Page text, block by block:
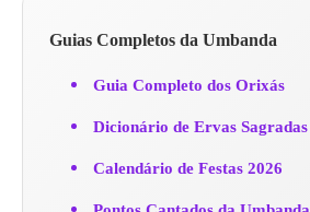
Guias Completos da Umbanda
Guia Completo dos Orixás
Dicionário de Ervas Sagradas
Calendário de Festas 2026